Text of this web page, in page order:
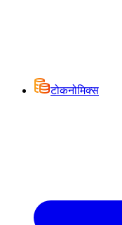
टोकनोमिक्स